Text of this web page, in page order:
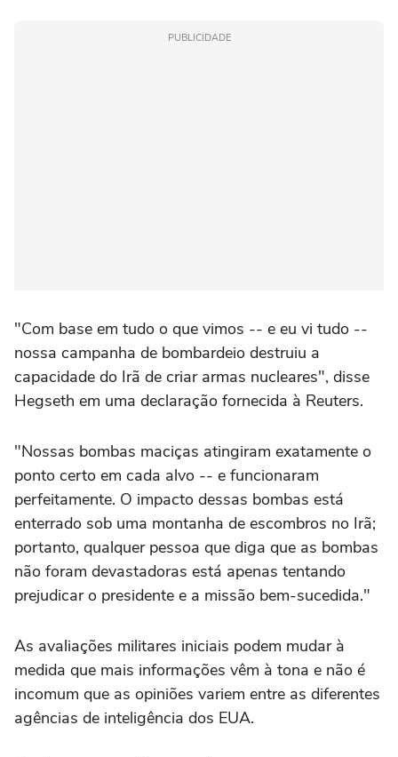
PUBLICIDADE
"Com base em tudo o que vimos -- e eu vi tudo --
nossa campanha de bombardeio destruiu a
capacidade do Irã de criar armas nucleares", disse
Hegseth em uma declaração fornecida à Reuters.
"Nossas bombas maciças atingiram exatamente o
ponto certo em cada alvo -- e funcionaram
perfeitamente. O impacto dessas bombas está
enterrado sob uma montanha de escombros no Irã;
portanto, qualquer pessoa que diga que as bombas
não foram devastadoras está apenas tentando
prejudicar o presidente e a missão bem-sucedida."
As avaliações militares iniciais podem mudar à
medida que mais informações vêm à tona e não é
incomum que as opiniões variem entre as diferentes
agências de inteligência dos EUA.